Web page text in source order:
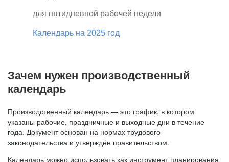
для пятидневной рабочей недели
Календарь на 2025 год
Зачем нужен производственный
календарь
Производственный календарь — это график, в котором
указаны рабочие, праздничные и выходные дни в течение
года. Документ основан на нормах трудового
законодательства и утверждён правительством.
Календарь можно использовать как инструмент планирования